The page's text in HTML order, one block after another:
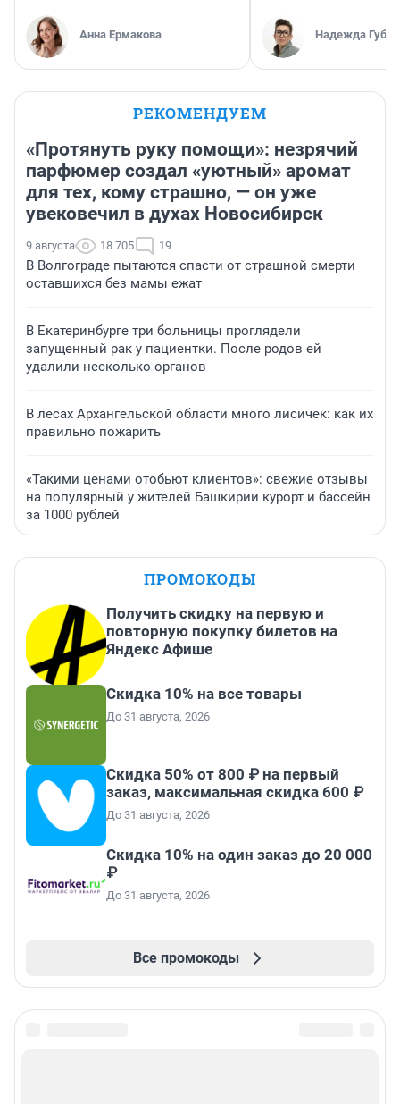
Анна Ермакова Надежда
РЕКОМЕНДУЕМ
«Протянуть руку помощи»: незрячий
парфюмер создал «уютный» аромат
для тех, кому страшно, — он уже
увековечил в духах Новосибирск
9 августа 18 705 19
В Волгограде пытаются спасти от страшной смерти
оставшихся без мамы ежат
В Екатеринбурге три больницы проглядели
запущенный рак у пациентки. После родов ей
удалили несколько органов
В лесах Архангельской области много лисичек: как их
правильно пожарить
«Такими ценами отобьют клиентов»: свежие отзывы
на популярный у жителей Башкирии курорт и бассейн
за 1000 рублей
ПРОМОКОДЫ
Получить скидку на первую и
повторную покупку билетов на
Яндекс Афише
Скидка 10% на все товары
До 31 августа, 2026
Скидка 50% от 800 ₽ на первый
заказ, максимальная скидка 600 ₽
До 31 августа, 2026
Скидка 10% на один заказ до 20 000
₽
До 31 августа, 2026
Все промокоды